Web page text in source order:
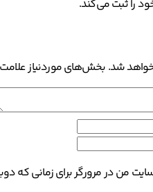
را ثبت می‌کند.
شد. بخش‌های موردنیاز
من در مرورگر برای زمانی که